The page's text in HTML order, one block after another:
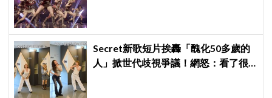
Secret新歌短片挨轟「醜化50多歲的
人」掀世代歧視爭議！網怒：看了很